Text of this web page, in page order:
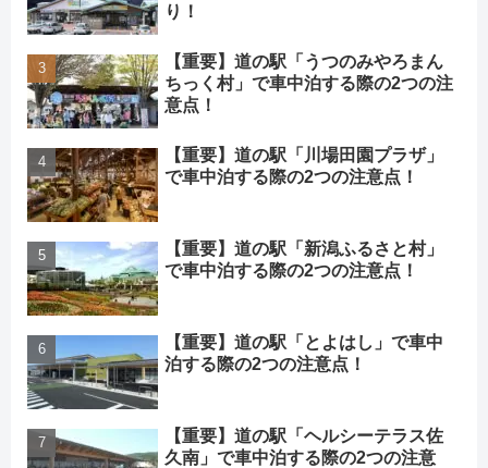
り！
【重要】道の駅「うつのみやろまん
ちっく村」で車中泊する際の2つの注
意点！
【重要】道の駅「川場田園プラザ」
で車中泊する際の2つの注意点！
【重要】道の駅「新潟ふるさと村」
で車中泊する際の2つの注意点！
【重要】道の駅「とよはし」で車中
泊する際の2つの注意点！
【重要】道の駅「ヘルシーテラス佐
久南」で車中泊する際の2つの注意